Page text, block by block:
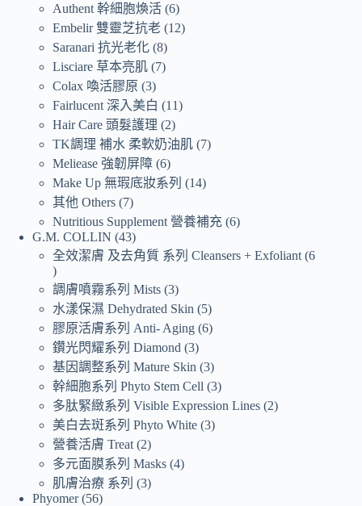
Authent 幹細胞煥活 6
Embelir 雙靈芝抗老 12
Saranari 抗光老化 8
Lisciare 草本亮肌 7
Colax 喚活膠原 3
Fairlucent 深入美白
11
Hair Care 頭髮護理
2
TK調理 補水 柔軟奶油肌 7
Meliease 強韌屏障 6
Make Up 無瑕底妝系列
14
其他 Others 7
Nutritious Supplement 營養補充 6
G.M. COLLIN 43
全效潔膚 及去角質 系列 Cleansers + Exfoliant 6
調膚噴霧系列 Mists 3
水漾保濕 Dehydrated Skin
5
膠原活膚系列 Anti- Aging 6
鑽光閃耀系列 Diamond 3
基因調整系列 Mature Skin 3
幹細胞系列 Phyto Stem Cell 3
多肽緊緻系列 Visible Expression Lines 2
美白去斑系列 Phyto White 3
營養活膚 Treat 2
多元面膜系列 Masks 4
肌膚治療 系列
3
Phyomer 56